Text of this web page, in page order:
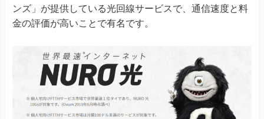
ンズ」が提供している光回線サービスで、通信速度と料
金の評価が高いことで有名です。